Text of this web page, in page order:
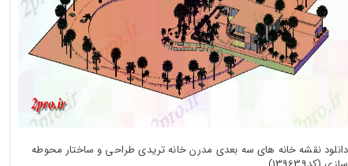
دانلود نقشه خانه های سه بعدی مدرن خانه تریدی طراحی و ساختار محوطه